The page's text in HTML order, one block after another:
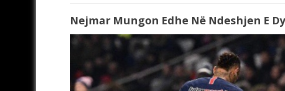
Nejmar Mungon Edhe Në Ndeshjen E